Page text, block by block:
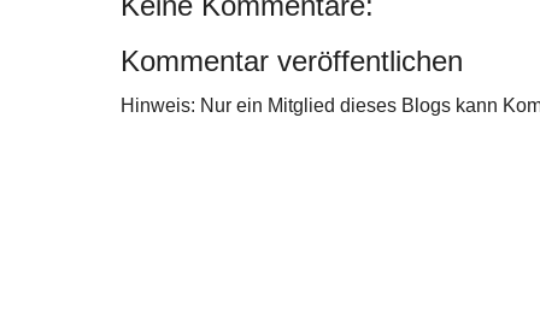
Kommentar veröffentlichen
Hinweis: Nur ein Mitglied dieses Blogs kann